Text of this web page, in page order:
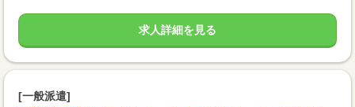
求人詳細を見る
[一般派遣]